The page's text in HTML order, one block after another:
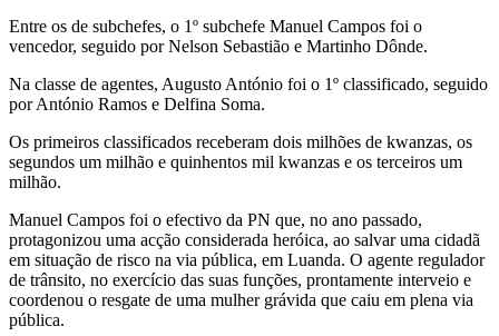
Entre os de subchefes, o 1º subchefe Manuel Campos foi o
vencedor, seguido por Nelson Sebastião e Martinho Dônde.
Na classe de agentes, Augusto António foi o 1º classificado, seguido
por António Ramos e Delfina Soma.
Os primeiros classificados receberam dois milhões de kwanzas, os
segundos um milhão e quinhentos mil kwanzas e os terceiros um
milhão.
Manuel Campos foi o efectivo da PN que, no ano passado,
protagonizou uma acção considerada heróica, ao salvar uma cidadã
em situação de risco na via pública, em Luanda. O agente regulador
de trânsito, no exercício das suas funções, prontamente interveio e
coordenou o resgate de uma mulher grávida que caiu em plena via
pública.